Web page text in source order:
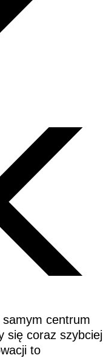
centrum
się coraz szybciej
to